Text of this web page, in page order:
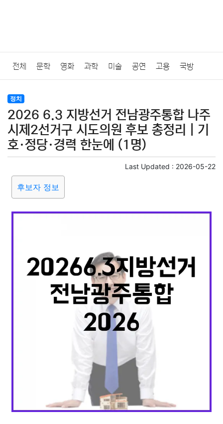
전체 문학 영화 과학 미술 공연 고용 국방
법률
질병 가요 방송 일상 주식 암호화폐 블록체인
결혼 육아 반려동물 패션 미용
요리 상품리뷰
부동산 외국어 교육 교통 생활 기타
정치
2026 6.3 지방선거 전남광주통합 나주
시제2선거구 시도의원 후보 총정리｜기
호·정당·경력 한눈에 (1명)
Last Updated : 2026-05-22
후보자 정보